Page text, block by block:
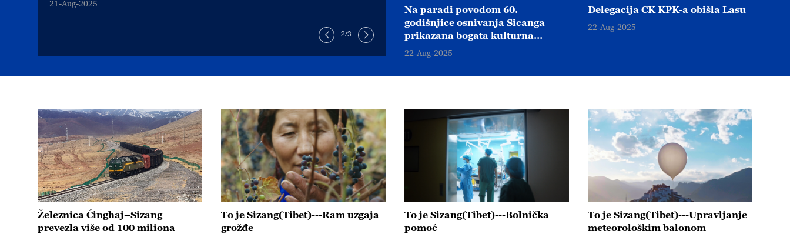
21-Aug-2025
2/3
Na paradi povodom 60.
godišnjice osnivanja Sicanga
prikazana bogata kulturna
baština
22-Aug-2025
Delegacija CK KPK-a obišla Lasu
22-Aug-2025
Železnica Ćinghaj–Sizang
prevezla više od 100 miliona
To je Sizang(Tibet)---Ram uzgaja
grožđe
To je Sizang(Tibet)---Bolnička
pomoć
To je Sizang(Tibet)---Upravljanje
meteorološkim balonom